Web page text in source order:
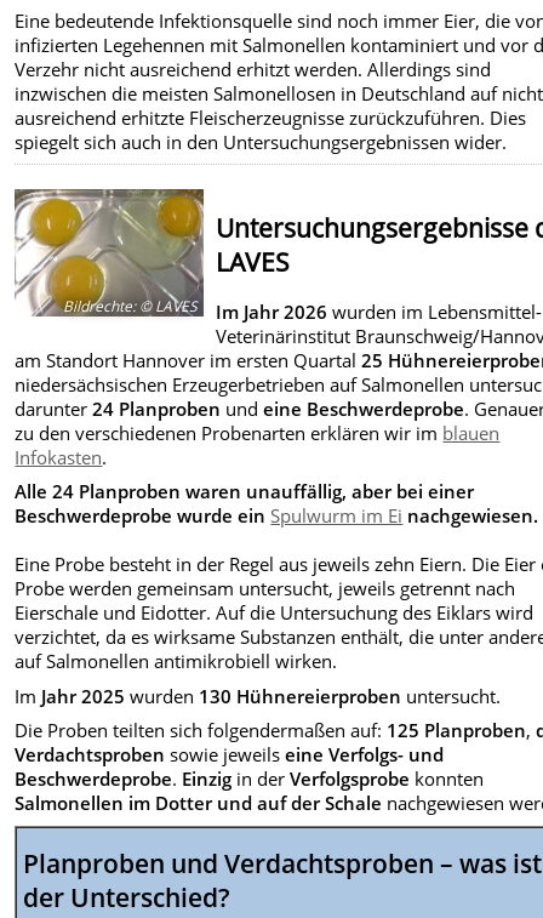
Eine bedeutende Infektionsquelle sind noch immer Eier, die
infizierten Legehennen mit Salmonellen kontaminiert und vor
Verzehr nicht ausreichend erhitzt werden. Allerdings sind
inzwischen die meisten Salmonellosen in Deutschland auf nicht
ausreichend erhitzte Fleischerzeugnisse zurückzuführen. Dies
spiegelt sich auch in den Untersuchungsergebnissen wider.
Bildrechte:© LAVES
Untersuchungsergebnisse
LAVES
Im Jahr 2026 wurden im
Veterinärinstitut Braunschweig/
am Standort Hannover im ersten Quartal25
niedersächsischen Erzeugerbetrieben auf Salmonellen
darunter24 Planproben undeine Beschwerdeprobe.
zu den verschiedenen Probenarten erklären wir im blauen
Infokasten.
Alle 24 Planproben waren unauffällig, aber bei einer
Beschwerdeprobe wurde ein Spulwurm im Ei nachgewiesen.
Eine Probe besteht in der Regel aus jeweils zehn Eiern. Die Eier
Probe werden gemeinsam untersucht, jeweils getrennt nach
Eierschale und Eidotter. Auf die Untersuchung des Eiklars wird
verzichtet, da es wirksame Substanzen enthält, die unter
auf Salmonellen antimikrobiell wirken.
Im Jahr 2025 wurden 130 Hühnereierproben untersucht.
Die Proben teilten sich folgendermaßen auf: 125 Planproben,
Verdachtsproben sowie jeweilseine Verfolgs- und
Beschwerdeprobe. Einzig in derVerfolgsprobe konnten
Salmonellen im Dotter und auf der Schale nachgewiesen
Planproben und Verdachtsproben – was ist
der Unterschied?